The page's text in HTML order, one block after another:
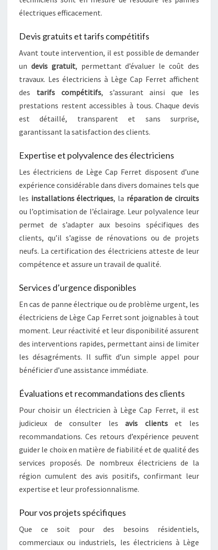
électriques efficacement.
Devis gratuits et tarifs compétitifs
Avant toute intervention, il est possible de demander
un devis gratuit, permettant d’évaluer le coût des
travaux. Les électriciens à Lège Cap Ferret affichent
des tarifs compétitifs, s’assurant ainsi que les
prestations restent accessibles à tous. Chaque devis
est détaillé, transparent et sans surprise,
garantissant la satisfaction des clients.
Expertise et polyvalence des électriciens
Les électriciens de Lège Cap Ferret disposent d’une
expérience considérable dans divers domaines tels que
les installations électriques, la réparation de circuits
ou l’optimisation de l’éclairage. Leur polyvalence leur
permet de s’adapter aux besoins spécifiques des
clients, qu’il s’agisse de rénovations ou de projets
neufs. La certification des électriciens atteste de leur
compétence et assure un travail de qualité.
Services d’urgence disponibles
En cas de panne électrique ou de problème urgent, les
électriciens de Lège Cap Ferret sont joignables à tout
moment. Leur réactivité et leur disponibilité assurent
des interventions rapides, permettant ainsi de limiter
les désagréments. Il suffit d’un simple appel pour
bénéficier d’une assistance immédiate.
Évaluations et recommandations des clients
Pour choisir un électricien à Lège Cap Ferret, il est
judicieux de consulter lesavis clientset les
recommandations. Ces retours d’expérience peuvent
guider le choix en matière de fiabilité et de qualité des
services proposés. De nombreux électriciens de la
région cumulent des avis positifs, confirmant leur
expertise et leur professionnalisme.
Pour vos projets spécifiques
Que ce soit pour des besoins résidentiels,
commerciaux ou industriels, les électriciens à Lège